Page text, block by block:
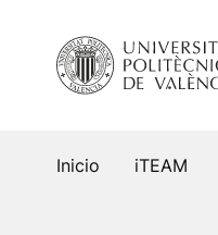
contenido
Inicio iTEAM